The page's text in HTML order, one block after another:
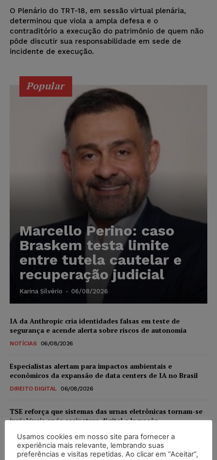
O Plenário do TRT-18, em sessão virtual plenária,
determinou que viola a ampla defesa e o
contraditório a execução do patrimônio de quem não
pôde discutir sua responsabilidade em sede de
incidente de execução.
Popular
Marcello Perino: caso
Braskem testa limite
entre tutela cautelar e
recuperação judicial
Karina Silvério - 06/08/2026
IA da Anthropic cria identidades falsas em teste de
segurança e acende alerta sobre riscos de autonomia
NOTÍCIAS 06/08/2026
Especialistas alertam para impactos ambientais e
econômicos da expansão de data centers de IA no Brasil
DIREITO DIGITAL 06/08/2026
TSE reforça que sistemas das urnas eletrônicas tornam-se
invioláveis após assinatura digital e lacração
NOTÍCIAS 06/08/2026
STF inicia julgamento sobre constitucionalidade da
Usamos cookies em nosso site para fornecer a
experiência mais relevante, lembrando suas
preferências e visitas repetidas. Ao clicar em “Aceitar”,